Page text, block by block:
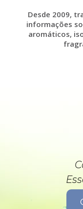
Desde 2009,
informações
aromáticos,